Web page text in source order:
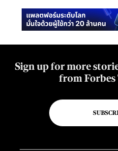
Sign up for more
from